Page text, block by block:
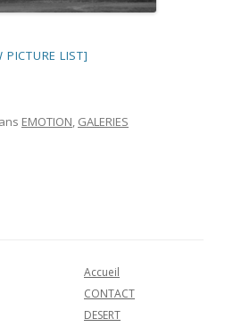
PICTURE LIST]
EMOTION, GALERIES
Accueil
CONTACT
DESERT